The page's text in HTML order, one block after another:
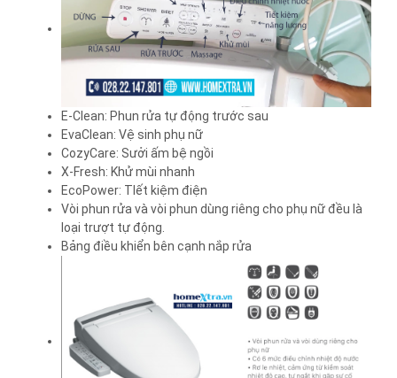
E-Clean: Phun rửa tự động trước sau
EvaClean: Vệ sinh phụ nữ
CozyCare: Sưởi ấm bệ ngồi
X-Fresh: Khử mùi nhanh
EcoPower: TIết kiệm điện
Vòi phun rửa và vòi phun dùng riêng cho phụ nữ đều là
loại trượt tự động.
Bảng điều khiển bên cạnh nắp rửa